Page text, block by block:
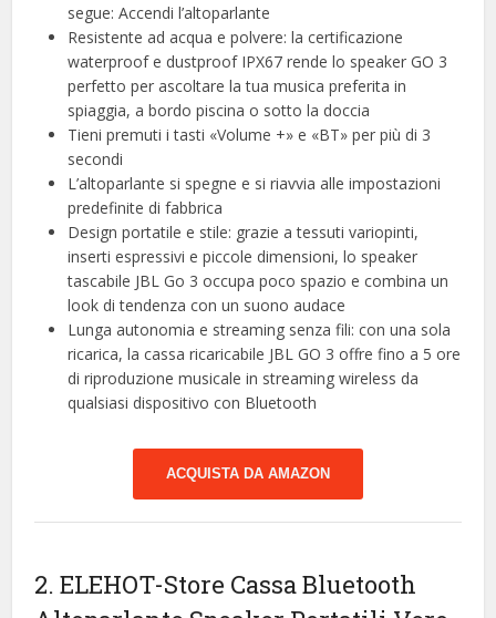
segue: Accendi l’altoparlante
Resistente ad acqua e polvere: la certificazione
waterproof e dustproof IPX67 rende lo speaker GO 3
perfetto per ascoltare la tua musica preferita in
spiaggia, a bordo piscina o sotto la doccia
Tieni premuti i tasti «Volume +» e «BT» per più di 3
secondi
L’altoparlante si spegne e si riavvia alle impostazioni
predefinite di fabbrica
Design portatile e stile: grazie a tessuti variopinti,
inserti espressivi e piccole dimensioni, lo speaker
tascabile JBL Go 3 occupa poco spazio e combina un
look di tendenza con un suono audace
Lunga autonomia e streaming senza fili: con una sola
ricarica, la cassa ricaricabile JBL GO 3 offre fino a 5 ore
di riproduzione musicale in streaming wireless da
qualsiasi dispositivo con Bluetooth
ACQUISTA DA AMAZON
2. ELEHOT-Store Cassa Bluetooth